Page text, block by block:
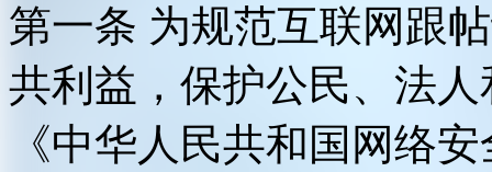
第一条 为规范互联网跟
共利益，保护公民、法
《中华人民共和国网络